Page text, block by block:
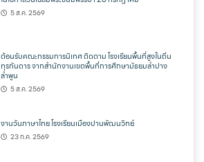
5 ส.ค. 2569
ต้อนรับคณะกรรมการนิเทศ ติดตาม โรงเรียนพื้นที่สูงในถิ่น
ทุรกันดาร จากสำนักงานเขตพื้นที่การศึกษามัธยมลำปาง
ลำพูน
5 ส.ค. 2569
งานวันภาษาไทย โรงเรียนเมืองปานพัฒนวิทย์
23 ก.ค. 2569